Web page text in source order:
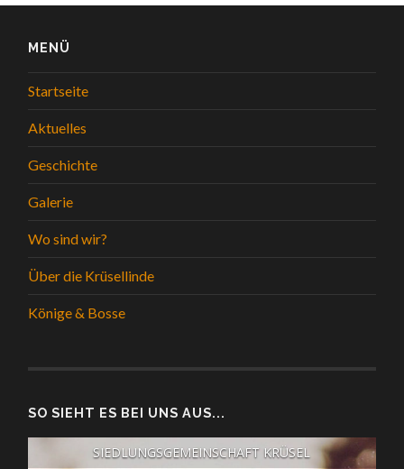
MENÜ
Startseite
Aktuelles
Geschichte
Galerie
Wo sind wir?
Über die Krüsellinde
Könige & Bosse
SO SIEHT ES BEI UNS AUS...
SIEDLUNGSGEMEINSCHAFT KRÜSEL